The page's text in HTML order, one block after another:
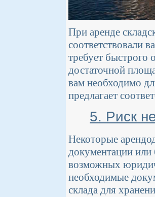
При аренде
соответствовали
требует быстрого
достаточной
вам необходимо
предлагает
5. Риск
Некоторые
документации
возможных
необходимые
склада для